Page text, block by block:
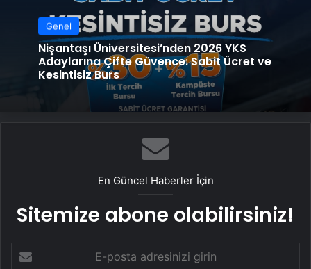
Genel
Nişantaşı Üniversitesi’nden 2026 YKS
Adaylarına Çifte Güvence: Sabit Ücret ve
Kesintisiz Burs
En Güncel Haberler İçin
Sitemize abone olabilirsiniz!
posta